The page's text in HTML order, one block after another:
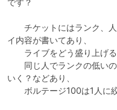
です？
チケットにはランク、人
イ内容が書いてあり、
ライブをどう盛り上げる
同じ人でランクの低いの
いく？などあり、
ボルテージ100は1人に絞